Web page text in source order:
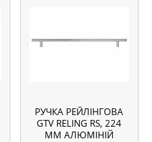
РУЧКА РЕЙЛІНГОВА
GTV RELING RS, 224
ММ АЛЮМІНІЙ